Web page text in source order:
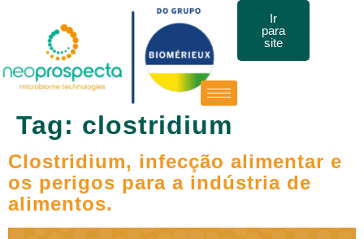
Ir
para
site
Tag: clostridium
Clostridium, infecção alimentar e
os perigos para a indústria de
alimentos.